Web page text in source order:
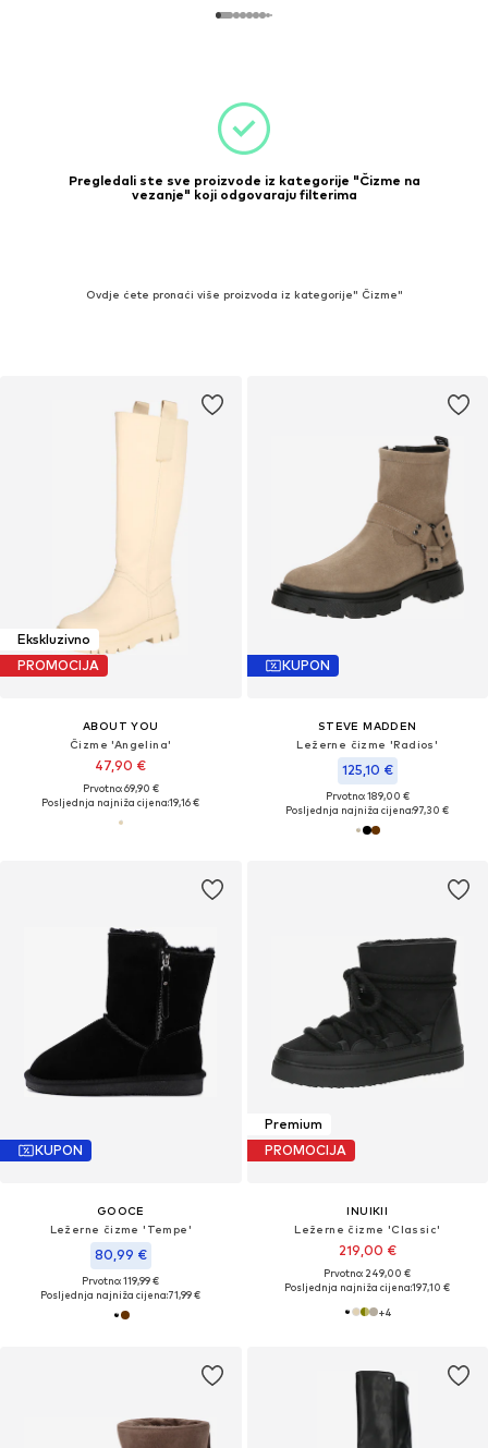
Pregledali ste sve proizvode iz kategorije "Čizme na
vezanje" koji odgovaraju filterima
Ovdje ćete pronaći više proizvoda iz kategorije" Čizme"
Ekskluzivno
PROMOCIJA
ABOUT YOU
Čizme 'Angelina'
47,90 €
Prvotno: 69,90 €
Posljednja najniža cijena:19,16 €
KUPON
STEVE MADDEN
Ležerne čizme 'Radios'
125,10 €
Prvotno: 189,00 €
Posljednja najniža cijena:97,30 €
KUPON
GOOCE
Ležerne čizme 'Tempe'
80,99 €
Prvotno: 119,99 €
Posljednja najniža cijena:71,99 €
Premium
PROMOCIJA
INUIKII
Ležerne čizme 'Classic'
219,00 €
Prvotno: 249,00 €
Posljednja najniža cijena:197,10 €
+4